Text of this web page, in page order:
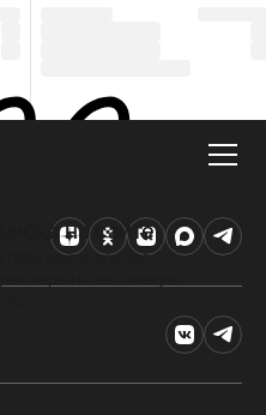
на сайте
найти нужную